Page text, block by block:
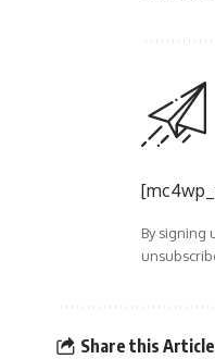
By signing
Share this Article